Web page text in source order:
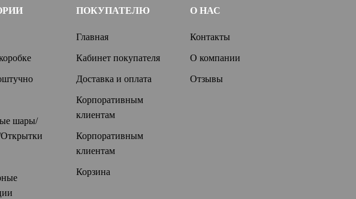
шары/
ПОКУПАТЕЛЮ
Главная
Кабинет покупателя
Доставка и оплата
Корпоративным
клиентам
Корпоративным
клиентам
Корзина
О НАС
Контакты
О компании
Отзывы